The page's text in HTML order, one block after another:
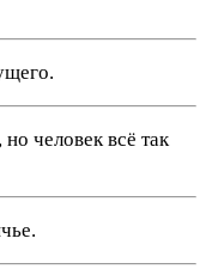
человек всё так